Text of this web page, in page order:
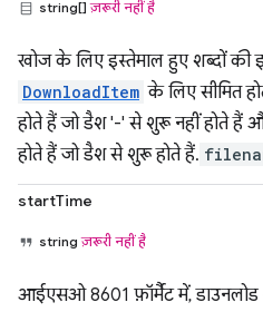
string[]ज़रूरी नहीं है
खोज के लिए इस्तेमाल हुए शब्दों की
DownloadItem के लिए सीमित
होते हैं जो डैश '-' से शुरू नहीं होते हैं
होते हैं जो डैश से शुरू होते हैं.
startTime
stringज़रूरी नहीं है
आईएसओ 8601 फ़ॉर्मैट में,